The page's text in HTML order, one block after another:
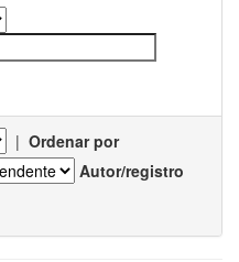
| Ordenar por
Autor/registro